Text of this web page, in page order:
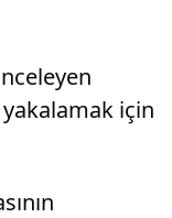
için